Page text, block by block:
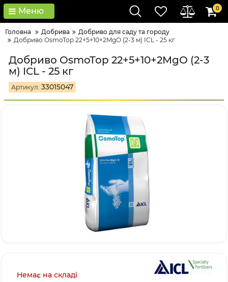
Меню 0
Головна Добрива
Добриво для саду та городу
Добриво OsmoTop 22+5+10+2MgO (2-3 м) ICL - 25 кг
Добриво OsmoTop 22+5+10+2MgO (2-3
м) ICL - 25 кг
Артикул: 33015047
Немає на складі